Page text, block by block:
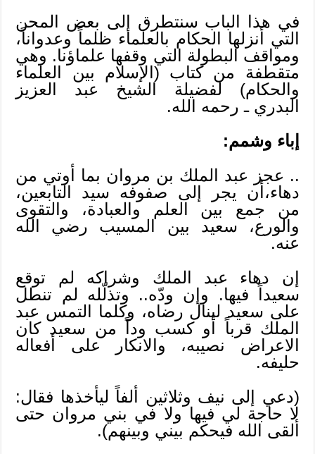
في هذا الباب سنتطرق إلى بعض المحن
التي أنزلها الحكام بالعلماء ظلماً وعدواناً،
ومواقف البطولة التي وقفها علماؤنا. وهي
متقطفة من كتاب (الإسلام بين العلماء
والحكام) لفضيلة الشيخ عبد العزيز
البدري ـ رحمه الله.
إباء وشمم:
.. عجز عبد الملك بن مروان بما أوتي من
دهاء،أن يجر إلى صفوفه سيد التابعين،
من جمع بين العلم والعبادة، والتقوى
والورع، سعيد بين المسيب رضي الله
عنه.
إن دهاء عبد الملك وشراكه لم توقع
سعيداً فيها. وإن ودّه.. وتذلّله لم تنطل
على سعيد لينال رضاه، وكلما التمس عبد
الملك قرباً أو كسب وداً من سعيد كان
الاعراض نصيبه، والانكار على أفعاله
حليفه.
(دعي إلى نيف وثلاثين ألفاً ليأخذها فقال:
لا حاجة لي فيها ولا في بني مروان حتى
ألقى الله فيحكم بيني وبينهم).